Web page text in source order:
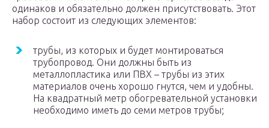
одинаков и обязательно должен присутствовать. Этот
набор состоит из следующих элементов:
трубы, из которых и будет монтироваться
трубопровод. Они должны быть из
металлопластика или ПВХ – трубы из этих
материалов очень хорошо гнутся, чем и удобны.
На квадратный метр обогревательной установки
необходимо иметь до семи метров трубы;